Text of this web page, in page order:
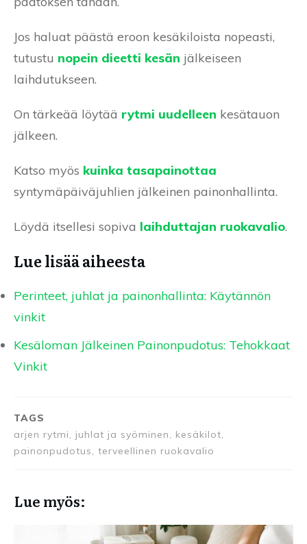
Jos haluat päästä eroon kesäkiloista nopeasti,
tutustu nopein dieetti kesän jälkeiseen
laihdutukseen.
On tärkeää löytää rytmi uudelleen kesätauon
jälkeen.
Katso myös kuinka tasapainottaa
syntymäpäiväjuhlien jälkeinen painonhallinta.
Löydä itsellesi sopiva laihduttajan ruokavalio.
Lue lisää aiheesta
Perinteet, juhlat ja painonhallinta: Käytännön
vinkit
Kesäloman Jälkeinen Painonpudotus: Tehokkaat
Vinkit
TAGS
arjen rytmi, juhlat ja syöminen, kesäkilot,
painonpudotus, terveellinen ruokavalio
Lue myös: